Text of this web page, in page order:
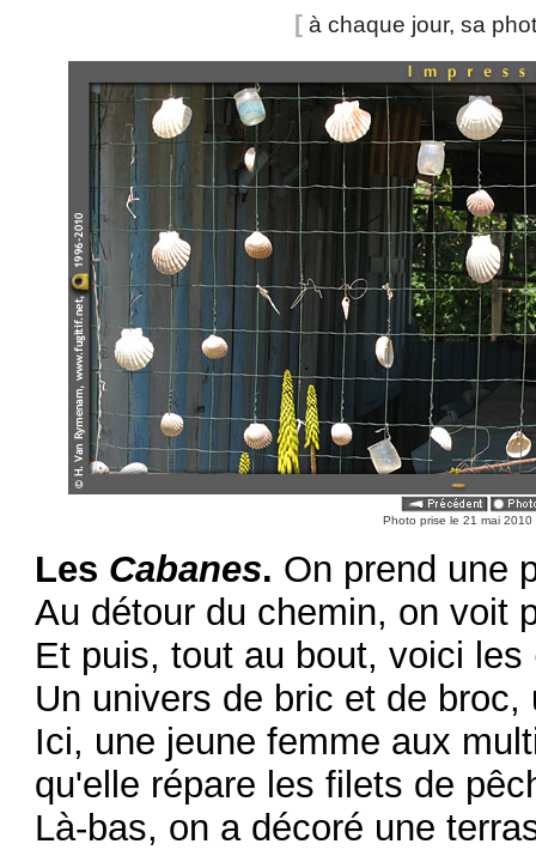
[ à chaque jour, sa
Photo prise le 21 mai
Les Cabanes. On prend une
Au détour du chemin, on voit
Et puis, tout au bout, voici les
Un univers de bric et de
Ici, une jeune femme aux
qu'elle répare les filets de
Là-bas, on a décoré une